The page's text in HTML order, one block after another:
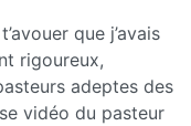
que j’avais
rigoureux,
adeptes des
vidéo du pasteur